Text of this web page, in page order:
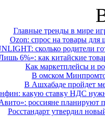
Главные тренды в мире
Ozon: спрос на товары для
сколько родители
6%»: как китайские
Как маркетплейсы и
В омском
В Ашхабаде пройдет
какую ставку НДС
россияне планируют
Росстандарт утвердил